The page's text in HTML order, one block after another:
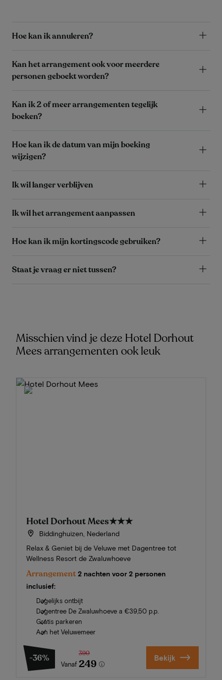
Hoe kan ik annuleren?
Kan het arrangement ook voor meerdere
personen geboekt worden?
Kan ik 2 of meer arrangementen tegelijk
boeken?
Hoe kan ik de datum van mijn boeking
wijzigen?
Ik wil langer verblijven
Ik wil het arrangement aanpassen
Hoe kan ik mijn kortingscode gebruiken?
Staat je vraag er niet tussen?
Misschien vind je deze Hotel Dorhout
Mees arrangementen ook leuk
Hotel Dorhout Mees★★★
Biddinghuizen, Nederland
Relax & Geniet bij de Veluwe met Dagentree tot
Wellness Resort de Zwaluwhoeve
Arrangement 2 nachten voor 2 personen
inclusief:
Dagelijks ontbijt
Dagentree De Zwaluwhoeve a €39,50 p.p.
Gratis parkeren
Aan het Veluwemeer
-36%
Vanaf
390
249 Bekijk